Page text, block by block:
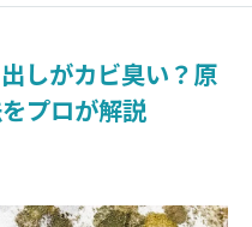
しがカビ臭い？原
プロが解説